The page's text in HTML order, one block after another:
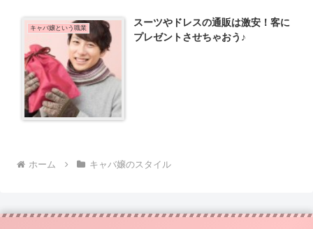
キャバ嬢という職業
スーツやドレスの通販は激安！客に
プレゼントさせちゃおう♪
ホーム キャバ嬢のスタイル